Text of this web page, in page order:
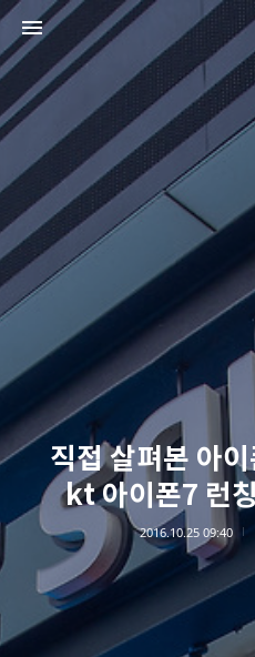
직접 살펴본 아
kt 아이폰7 런
2016.10.25 09:40